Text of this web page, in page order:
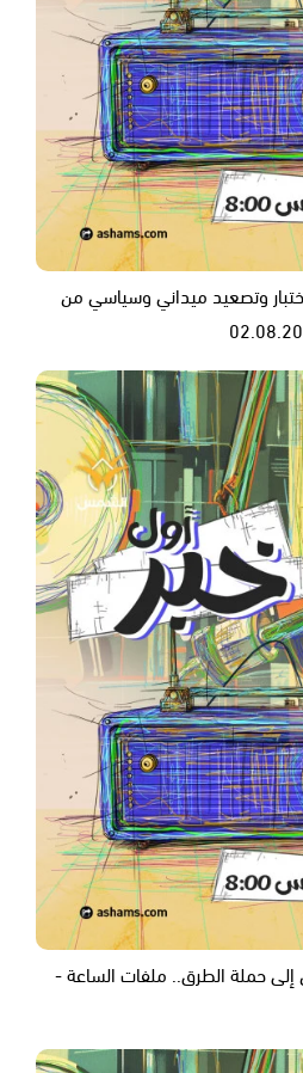
وتصعيد ميداني وسياسي من
حملة الطرق.. ملفات الساعة -